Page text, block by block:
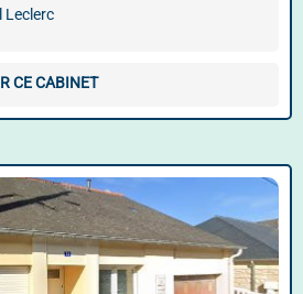
Leclerc
CE CABINET